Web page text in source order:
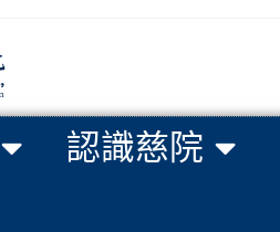
認識慈院